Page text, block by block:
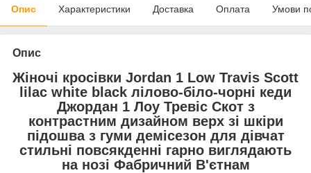
Опис Характеристики Доставка Оплата Умови
Опис
Жіночі кросівки Jordan 1 Low Travis Scott
lilac white black лілово-біло-чорні кеди
Джордан 1 Лоу Тревіс Скот з
контрастним дизайном верх зі шкіри
підошва з гуми демісезон для дівчат
стильні повсякденні гарно виглядають
на нозі Фабричний В'єтнам